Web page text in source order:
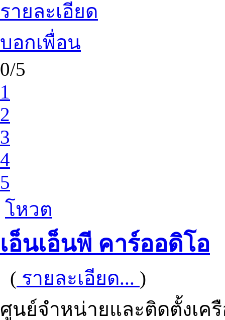
รายละเอียด
บอกเพื่อน
0/5
1
2
3
4
5
โหวต
เอ็นเอ็นพี คาร์ออดิโอ
( รายละเอียด... )
ศูนย์จําหน่ายและติดตั้งเ